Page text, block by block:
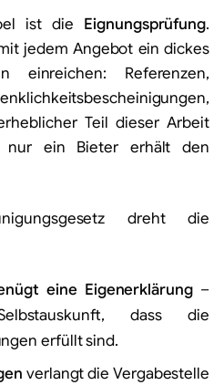
ist die Eignungsprüfung.
jedem Angebot ein dickes
einreichen: Referenzen,
Teil dieser Arbeit
ein Bieter erhält den
dreht die
eine Eigenerklärung–
dass die
erfüllt sind.
verlangt die Vergabestelle